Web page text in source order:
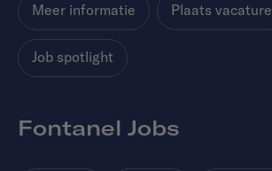
Meer informatie Plaats vacature
Job spotlight
Fontanel Jobs